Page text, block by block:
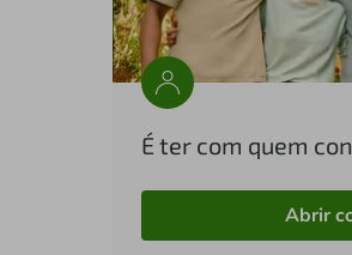
É ter com quem
Abrir